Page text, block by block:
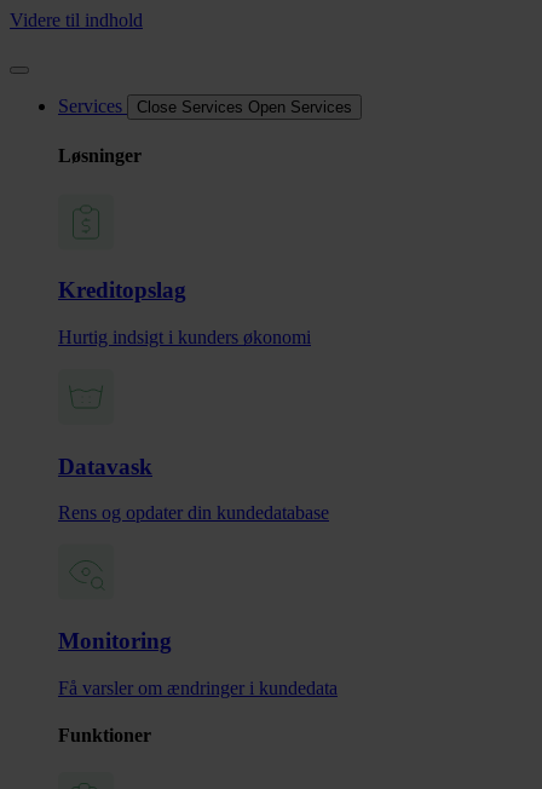
Videre til indhold
Services Close Services Open Services
Løsninger
Kreditopslag
Hurtig indsigt i kunders økonomi
Datavask
Rens og opdater din kundedatabase
Monitoring
Få varsler om ændringer i kundedata
Funktioner